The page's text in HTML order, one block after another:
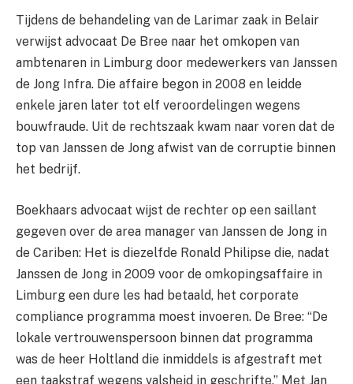
Tijdens de behandeling van de Larimar zaak in Belair
verwijst advocaat De Bree naar het omkopen van
ambtenaren in Limburg door medewerkers van Janssen
de Jong Infra. Die affaire begon in 2008 en leidde
enkele jaren later tot elf veroordelingen wegens
bouwfraude. Uit de rechtszaak kwam naar voren dat de
top van Janssen de Jong afwist van de corruptie binnen
het bedrijf.
Boekhaars advocaat wijst de rechter op een saillant
gegeven over de area manager van Janssen de Jong in
de Cariben: Het is diezelfde Ronald Philipse die, nadat
Janssen de Jong in 2009 voor de omkopingsaffaire in
Limburg een dure les had betaald, het corporate
compliance programma moest invoeren. De Bree: “De
lokale vertrouwenspersoon binnen dat programma
was de heer Holtland die inmiddels is afgestraft met
een taakstraf wegens valsheid in geschrifte.” Met Jan